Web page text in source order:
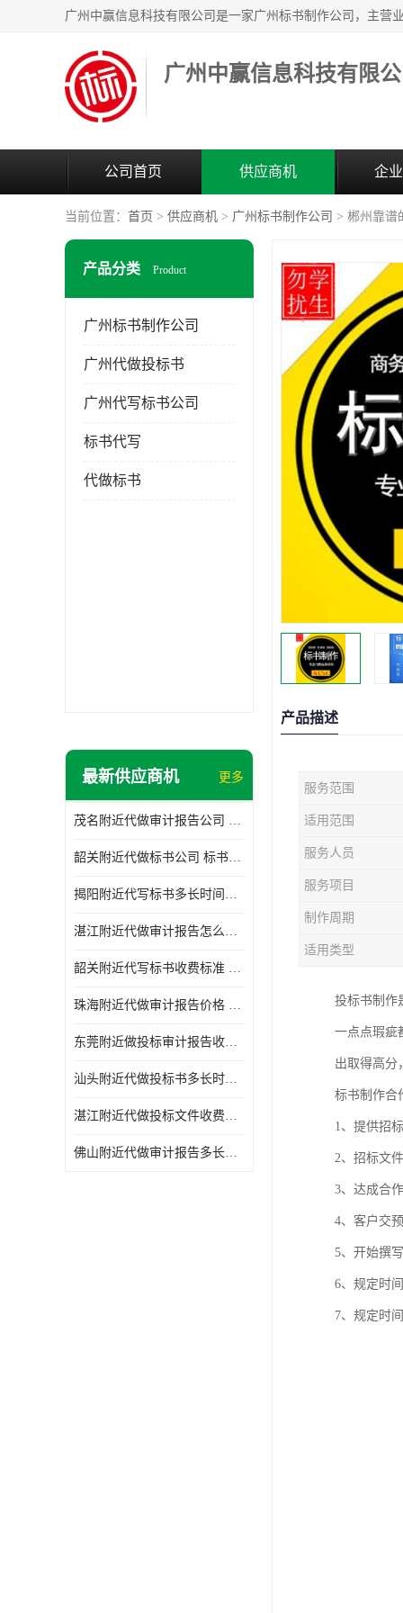
广州中赢信息科技有限公
公司首页 供应商机 企
当前位置： 首页 > 供应商机 > 广州标书制作公司 > 郴州靠谱
产品分类 Product
广州标书制作公司
广州代做投标书
广州代写标书公司
标书代写
代做标书
最新供应商机 更多
茂名附近代做审计报告公司 投标书怎么做
韶关附近代做标书公司 标书制作周期快
揭阳附近代写标书多长时间做好 投标书怎么做
湛江附近代做审计报告怎么收费 一对一服务
韶关附近代写标书收费标准 满足客户需求
珠海附近代做审计报告价格 投标书怎么做
东莞附近做投标审计报告收费标准 标书废标注意事项
汕头附近代做投标书多长时间做好 标书废标注意事项
湛江附近代做投标文件收费标准 投标书怎么做
佛山附近代做审计报告多长时间做好 标书打印封装
产品描述
服务范围
适用范围
服务人员
服务项目
制作周期
适用类型
投标书制作
一点点瑕疵
出取得高分
标书制作合
1、提供招
2、招标文
3、达成合
4、客户交预
5、开始撰
6、规定时
7、规定时